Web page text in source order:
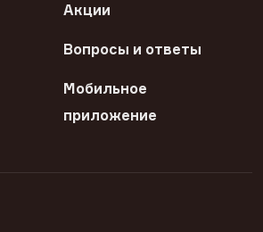
Акции
Вопросы и ответы
Мобильное
приложение